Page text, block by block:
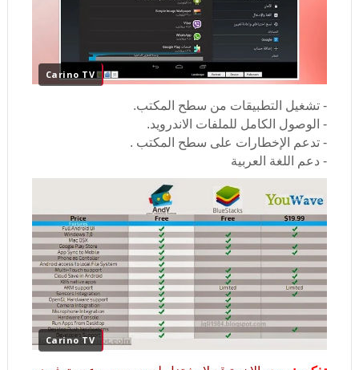
Carino TV
- تشغيل التطبيقات من سطح المكتب.
- الوصول الكامل للملفات الاندرويد.
- تدعم الإخطارات على سطح المكتب .
- دعم اللغة العربية
Carino TV